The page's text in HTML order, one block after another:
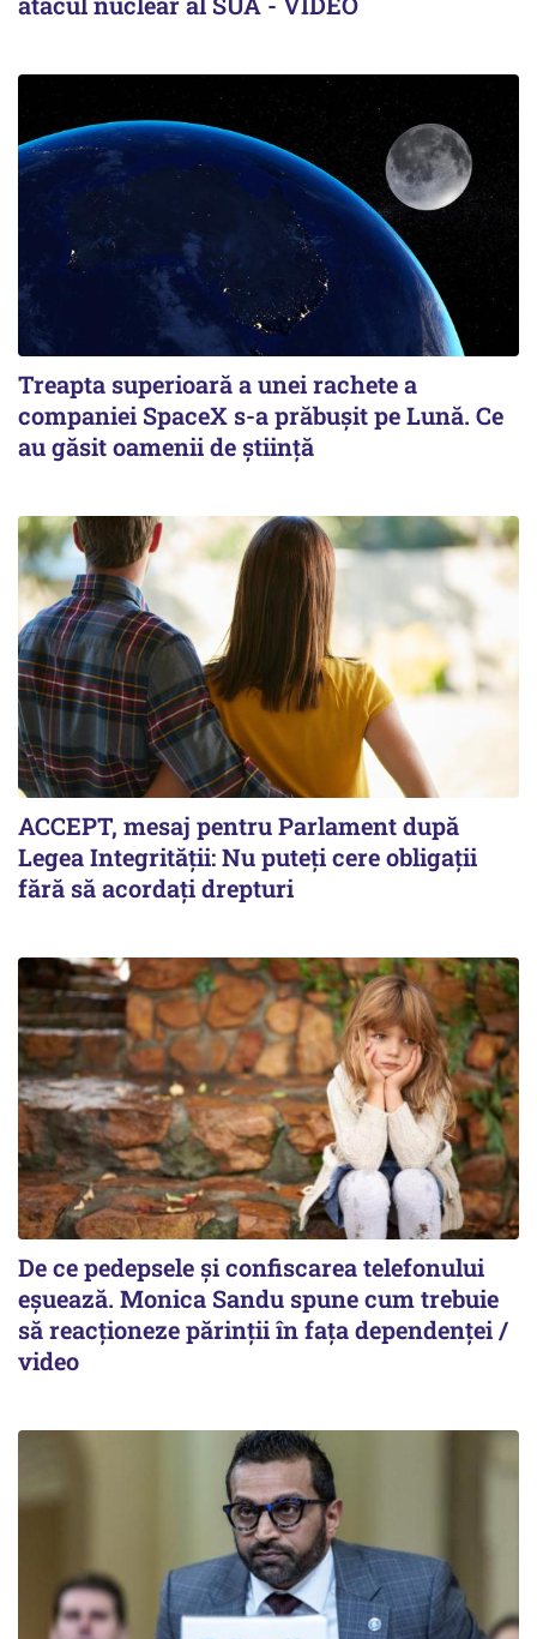
Treapta superioară a unei rachete a
companiei SpaceX s-a prăbușit pe Lună. Ce
au găsit oamenii de știință
ACCEPT, mesaj pentru Parlament după
Legea Integrității: Nu puteți cere obligații
fără să acordați drepturi
De ce pedepsele și confiscarea telefonului
eșuează. Monica Sandu spune cum trebuie
să reacționeze părinții în fața dependenței /
video